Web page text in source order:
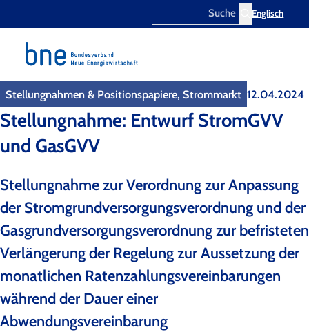
Englisch
Stellungnahmen & Positionspapiere, Strommarkt 12.04.2024
Stellungnahme: Entwurf StromGVV
und GasGVV
Stellungnahme zur Verordnung zur Anpassung
der Stromgrundversorgungsverordnung und der
Gasgrundversorgungsverordnung zur befristeten
Verlängerung der Regelung zur Aussetzung der
monatlichen Ratenzahlungsvereinbarungen
während der Dauer einer
Abwendungsvereinbarung